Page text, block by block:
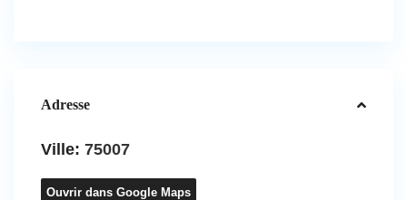
Adresse
Ville: 75007
Ouvrir dans Google Maps